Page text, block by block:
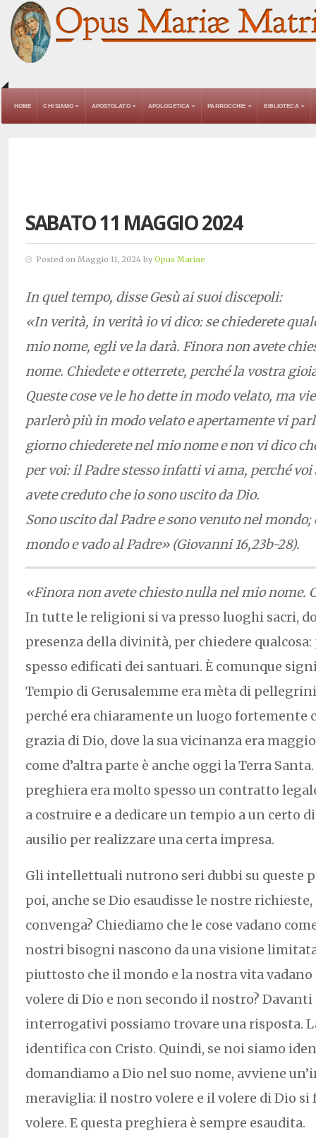
HOME CHI SIAMO APOSTOLATO APOLOGETICA PARROCCHIE BIBLIOTECA
SABATO 11 MAGGIO 2024
Posted on Maggio 11, 2024 by Opus Mariae
In quel tempo, disse Gesù ai suoi discepoli:
«In verità, in verità io vi dico: se chiederete
mio nome, egli ve la darà. Finora non avete
nome. Chiedete e otterrete, perché la vostra
Queste cose ve le ho dette in modo velato, ma
parlerò più in modo velato e apertamente vi
giorno chiederete nel mio nome e non vi dico
per voi: il Padre stesso infatti vi ama, perché voi
avete creduto che io sono uscito da Dio.
Sono uscito dal Padre e sono venuto nel
mondo e vado al Padre» (Giovanni 16,23b-28).
«Finora non avete chiesto nulla nel mio nome.
In tutte le religioni si va presso luoghi sacri,
presenza della divinità, per chiedere
spesso edificati dei santuari. È comunque
Tempio di Gerusalemme era mèta di
perché era chiaramente un luogo fortemente
grazia di Dio, dove la sua vicinanza era
come d’altra parte è anche oggi la Terra
preghiera era molto spesso un contratto
a costruire e a dedicare un tempio a un certo
ausilio per realizzare una certa impresa.
Gli intellettuali nutrono seri dubbi su queste
poi, anche se Dio esaudisse le nostre
convenga? Chiediamo che le cose vadano
nostri bisogni nascono da una visione
piuttosto che il mondo e la nostra vita
volere di Dio e non secondo il nostro? Davanti
interrogativi possiamo trovare una risposta.
identifica con Cristo. Quindi, se noi siamo
domandiamo a Dio nel suo nome, avviene
meraviglia: il nostro volere e il volere di Dio
volere. E questa preghiera è sempre esaudita.